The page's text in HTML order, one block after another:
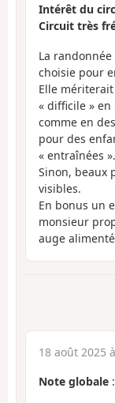
Intérêt du
Circuit très
La
choisie pour
Elle
« difficile »
comme en
pour des
« entraînées ».
Sinon, beaux
visibles.
En bonus un
monsieur
auge
18 août 2025
Note globale :